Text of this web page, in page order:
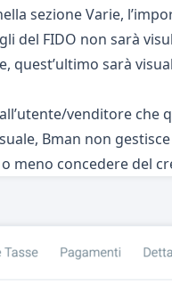
sezione Varie,
del FIDO non sarà
quest’ultimo sarà
venditore
Bman non
meno concedere del